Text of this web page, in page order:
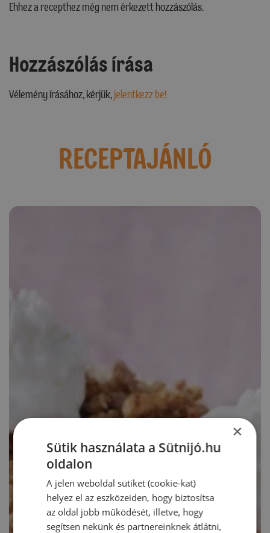
Ehhez a recepthez még nem érkezett hozzászólás.
Hozzászólás írása
Vélemény írásához, kérjük,jelentkezz be!
RECEPTAJÁNLÓ
×
Sütik használata a Sütnijó.hu
oldalon
A jelen weboldal sütiket (cookie-kat)
helyez el az eszközeiden, hogy biztosítsa
az oldal jobb működését, illetve, hogy
segítsen nekünk és partnereinknek átlátni,